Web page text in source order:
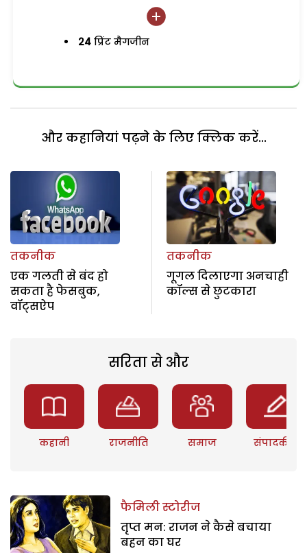
24 प्रिंट मैगजीन
और कहानियां पढ़ने के लिए क्लिक करें...
तकनीक
एक गलती से बंद हो
सकता है फेसबुक,
वॉट्सऐप
तकनीक
गूगल दिलाएगा अनचाही
कॉल्स से छुटकारा
सरिता से और
कहानी राजनीति समाज संपादकीय
फैमिली स्टोरीज
तृप्त मन: राजन ने कैसे बचाया
बहन का घर